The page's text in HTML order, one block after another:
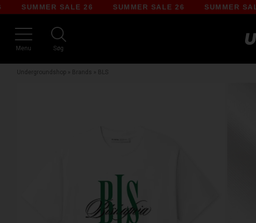
SUMMER SALE 26 SUMMER SALE 26 SUMMER SALE 26
Menu Søg
Undergroundshop» Brands » BLS